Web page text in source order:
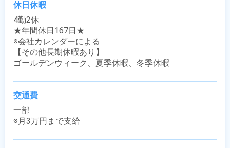
休日休暇
4勤2休
★年間休日167日★
※会社カレンダーによる
【その他長期休暇あり】
ゴールデンウィーク、夏季休暇、冬季休暇
交通費
一部
※月3万円まで支給